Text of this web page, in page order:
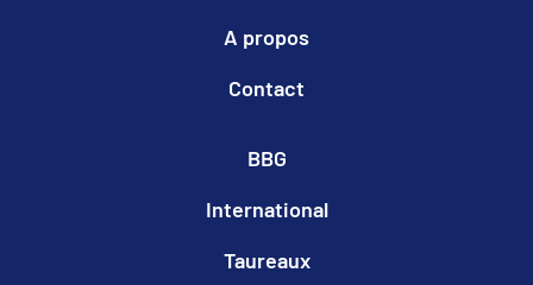
A propos
Contact
BBG
International
Taureaux